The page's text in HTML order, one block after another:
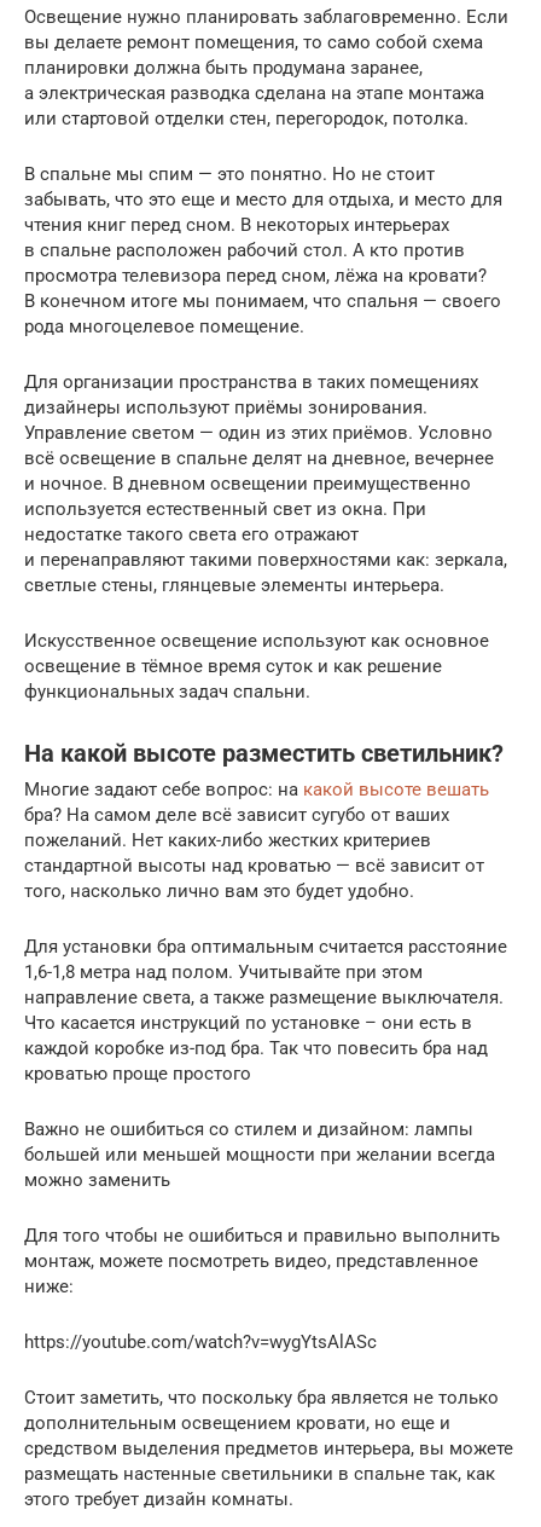
Освещение нужно планировать заблаговременно. Если
вы делаете ремонт помещения, то само собой схема
планировки должна быть продумана заранее,
а электрическая разводка сделана на этапе монтажа
или стартовой отделки стен, перегородок, потолка.
В спальне мы спим — это понятно. Но не стоит
забывать, что это еще и место для отдыха, и место для
чтения книг перед сном. В некоторых интерьерах
в спальне расположен рабочий стол. А кто против
просмотра телевизора перед сном, лёжа на кровати?
В конечном итоге мы понимаем, что спальня — своего
рода многоцелевое помещение.
Для организации пространства в таких помещениях
дизайнеры используют приёмы зонирования.
Управление светом — один из этих приёмов. Условно
всё освещение в спальне делят на дневное, вечернее
и ночное. В дневном освещении преимущественно
используется естественный свет из окна. При
недостатке такого света его отражают
и перенаправляют такими поверхностями как: зеркала,
светлые стены, глянцевые элементы интерьера.
Искусственное освещение используют как основное
освещение в тёмное время суток и как решение
функциональных задач спальни.
На какой высоте разместить светильник?
Многие задают себе вопрос: на какой высоте вешать
бра? На самом деле всё зависит сугубо от ваших
пожеланий. Нет каких-либо жестких критериев
стандартной высоты над кроватью — всё зависит от
того, насколько лично вам это будет удобно.
Для установки бра оптимальным считается расстояние
1,6-1,8 метра над полом. Учитывайте при этом
направление света, а также размещение выключателя.
Что касается инструкций по установке – они есть в
каждой коробке из-под бра. Так что повесить бра над
кроватью проще простого
Важно не ошибиться со стилем и дизайном: лампы
большей или меньшей мощности при желании всегда
можно заменить
Для того чтобы не ошибиться и правильно выполнить
монтаж, можете посмотреть видео, представленное
ниже:
https://youtube.com/watch?v=wygYtsAlASc
Стоит заметить, что поскольку бра является не только
дополнительным освещением кровати, но еще и
средством выделения предметов интерьера, вы можете
размещать настенные светильники в спальне так, как
этого требует дизайн комнаты.